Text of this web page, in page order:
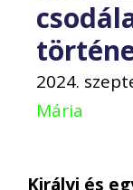
2024.
Mária
Királyi és